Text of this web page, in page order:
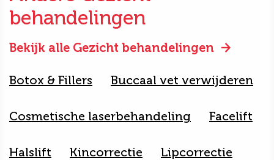
behandelingen
Bekijk alle Gezicht behandelingen
Botox & Fillers Buccaal vet verwijderen
Cosmetische laserbehandeling Facelift
Halslift Kincorrectie Lipcorrectie